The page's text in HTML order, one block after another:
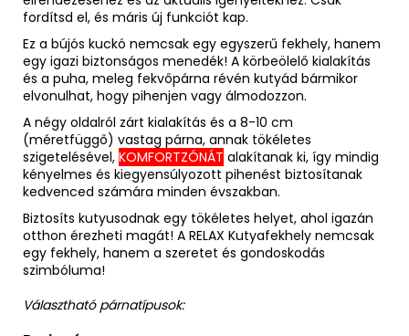
fordítsd el, és máris új funkciót kap.
Ez a bújós kuckó nemcsak egy egyszerű fekhely, hanem
egy igazi biztonságos menedék! A körbeölelő kialakítás
és a puha, meleg fekvőpárna révén kutyád bármikor
elvonulhat, hogy pihenjen vagy álmodozzon.
A négy oldalról zárt kialakítás és a 8-10 cm
(méretfüggő) vastag párna, annak tökéletes
szigetelésével, KOMFORTZÓNÁT alakítanak ki, így mindig
kényelmes és kiegyensúlyozott pihenést biztosítanak
kedvenced számára minden évszakban.
Biztosíts kutyusodnak egy tökéletes helyet, ahol igazán
otthon érezheti magát! A RELAX Kutyafekhely nemcsak
egy fekhely, hanem a szeretet és gondoskodás
szimbóluma!
Választható párnatípusok: